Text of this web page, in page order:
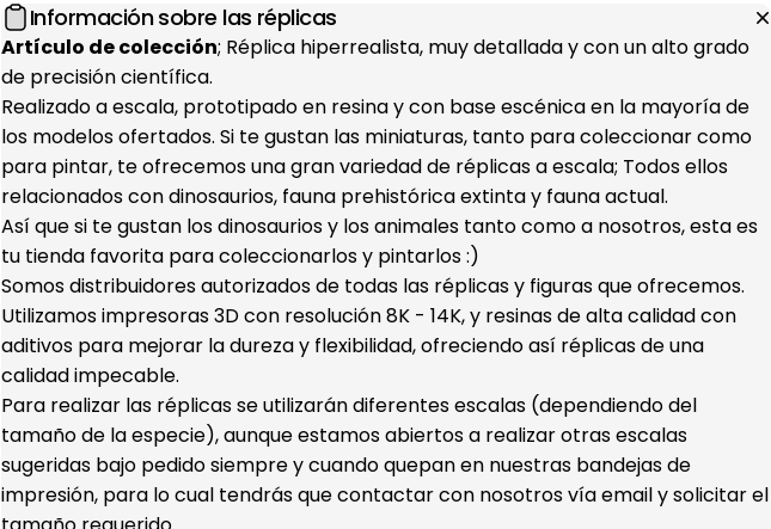
Información sobre las réplicas
Artículo de colección; Réplica hiperrealista, muy detallada y con un alto grado
de precisión científica.
Realizado a escala, prototipado en resina y con base escénica en la mayoría de
los modelos ofertados. Si te gustan las miniaturas, tanto para coleccionar como
para pintar, te ofrecemos una gran variedad de réplicas a escala; Todos ellos
relacionados con dinosaurios, fauna prehistórica extinta y fauna actual.
Así que si te gustan los dinosaurios y los animales tanto como a nosotros, esta es
tu tienda favorita para coleccionarlos y pintarlos :)
Somos distribuidores autorizados de todas las réplicas y figuras que ofrecemos.
Utilizamos impresoras 3D con resolución 8K - 14K, y resinas de alta calidad con
aditivos para mejorar la dureza y flexibilidad, ofreciendo así réplicas de una
calidad impecable.
Para realizar las réplicas se utilizarán diferentes escalas (dependiendo del
tamaño de la especie), aunque estamos abiertos a realizar otras escalas
sugeridas bajo pedido siempre y cuando quepan en nuestras bandejas de
impresión, para lo cual tendrás que contactar con nosotros vía email y solicitar el